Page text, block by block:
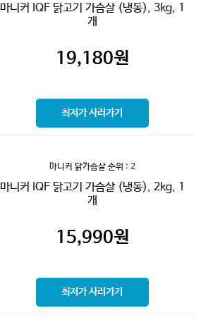
마니커 IQF 닭고기 가슴살 (냉동), 3kg, 1
개
19,180원
최저가 사러가기
마니커 닭가슴살 순위 : 2
마니커 IQF 닭고기 가슴살 (냉동), 2kg, 1
개
15,990원
최저가 사러가기